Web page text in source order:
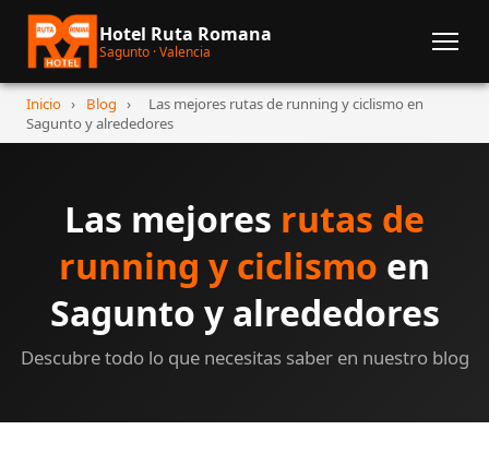
Hotel Ruta Romana
Sagunto · Valencia
Inicio › Blog ›
Las mejores rutas de running y ciclismo en
Sagunto y alrededores
Las mejores rutas de
running y ciclismo en
Sagunto y alrededores
Descubre todo lo que necesitas saber en nuestro blog